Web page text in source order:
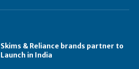
Skims & Reliance brands partner to
Launch in India